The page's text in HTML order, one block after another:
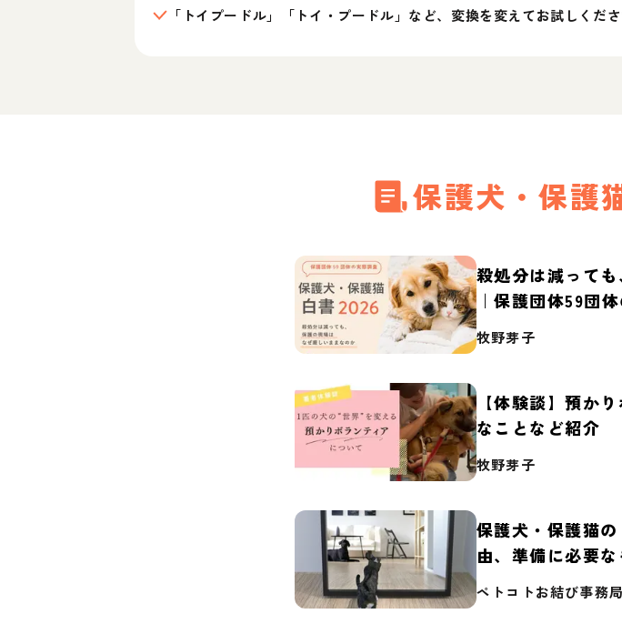
「トイプードル」「トイ・プードル」など、変換を変えてお試しくださ
保護犬・保護
殺処分は減って
｜保護団体59団
2026】
牧野芽子
【体験談】預か
なことなど紹介
牧野芽子
保護犬・保護猫
由、準備に必要
ペトコトお結び事務局